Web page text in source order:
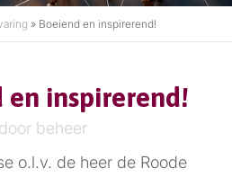
» Boeiend en inspirerend!
en inspirerend!
beheer
o.l.v. de heer de Roode